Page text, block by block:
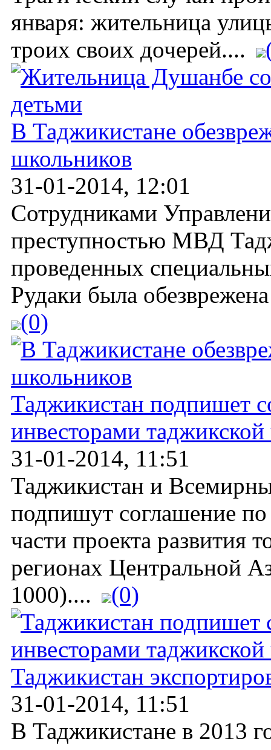
января: жительница
троих своих дочерей....
В Таджикистане
школьников
31-01-2014, 12:01
Сотрудниками
преступностью МВД
проведенных
Рудаки была
(0)
Таджикистан подпишет
инвесторами
31-01-2014, 11:51
Таджикистан и
подпишут соглашение
части проекта развития
регионах Центральной
1000)....
(0)
Таджикистан
31-01-2014, 11:51
В Таджикистане в 2013